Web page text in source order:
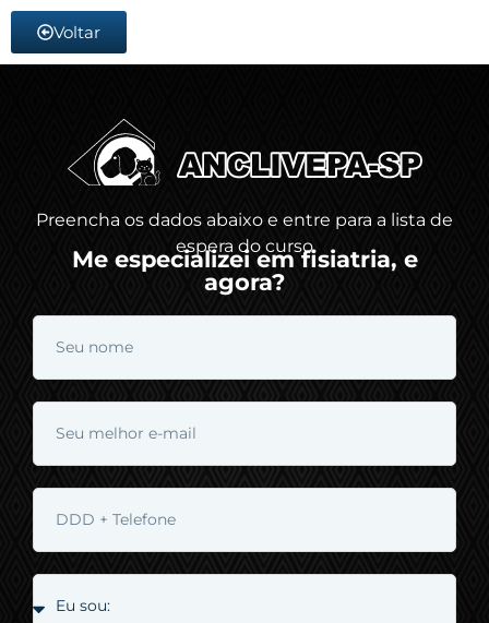
Voltar
Preencha os dados abaixo e entre para a lista de
espera do curso
Me especializei em fisiatria, e
agora?